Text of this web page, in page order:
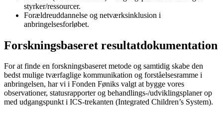
styrker/ressourcer.
Forældreuddannelse og netværksinklusion i
anbringelsesforløbet.
Forskningsbaseret resultatdokumentation
For at finde en forskningsbaseret metode og samtidig skabe den
bedst mulige tværfaglige kommunikation og forståelsesramme i
anbringelsen, har vi i Fonden Føniks valgt at bygge vores
observationer, statusrapporter og behandlings-/udviklingsplaner op
med udgangspunkt i ICS-trekanten (Integrated Children’s System).